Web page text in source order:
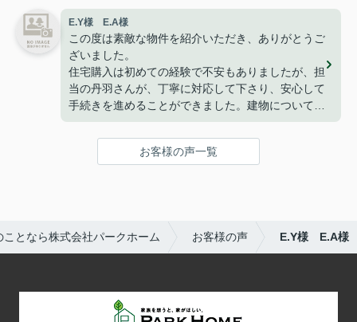
暮らせております。
こうして、なにもトラブルや問題も無くここまで家
探しが出来た事はパークホームさんのおかげだと思
っております。
ありがとうございました。
E.Y様 E.A様
この度は素敵な物件を紹介いただき、ありがとうご
ざいました。
住宅購入は初めての経験で不安もありましたが、担
当の丹羽さんが、丁寧に対応して下さり、安心して
手続きを進めることができました。建物についても
満足しており、家族で新しい生活を始めることを楽
しみにしています。
改めて、ありがとうございました。
お客様の声一覧
となら株式会社パークホーム お客様の声 E.Y様 E.A様